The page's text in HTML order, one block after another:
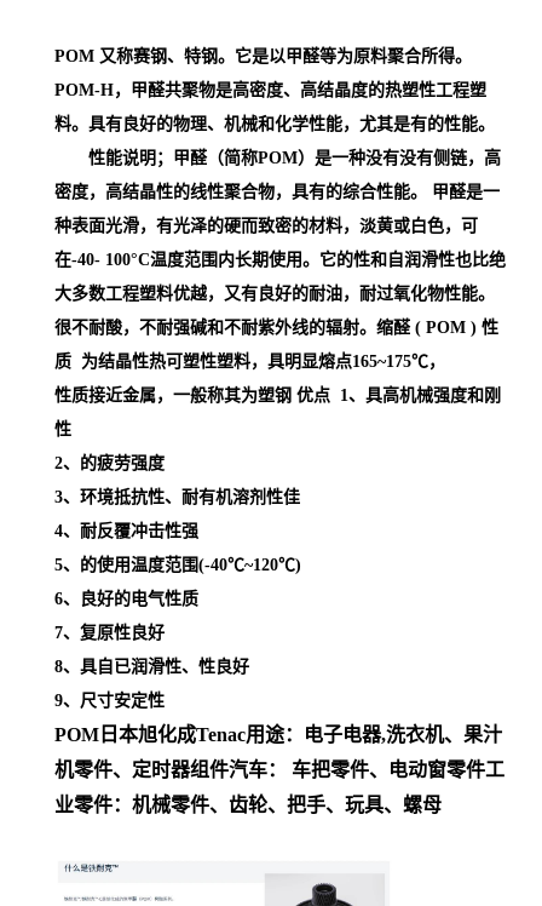
POM 又称赛钢、特钢。它是以甲醛等为原料聚合所得。
POM-H，甲醛共聚物是高密度、高结晶度的热塑性工程塑
料。具有良好的物理、机械和化学性能，尤其是有的性能。
性能说明；甲醛（简称POM）是一种没有没有侧链，高
密度，高结晶性的线性聚合物，具有的综合性能。 甲醛是一
种表面光滑，有光泽的硬而致密的材料，淡黄或白色，可
在-40- 100°C温度范围内长期使用。它的性和自润滑性也比绝
大多数工程塑料优越，又有良好的耐油，耐过氧化物性能。
很不耐酸，不耐强碱和不耐紫外线的辐射。缩醛 ( POM ) 性
质 为结晶性热可塑性塑料，具明显熔点165~175℃，
性质接近金属，一般称其为塑钢 优点 1、具高机械强度和刚
性
2、的疲劳强度
3、环境抵抗性、耐有机溶剂性佳
4、耐反覆冲击性强
5、的使用温度范围(-40℃~120℃)
6、良好的电气性质
7、复原性良好
8、具自已润滑性、性良好
9、尺寸安定性
POM日本旭化成Tenac用途：
电子电器,洗衣机、果汁
机零件、定时器组件汽车： 车把零件、电动窗零件工
业零件：机械零件、齿轮、把手、玩具、螺母